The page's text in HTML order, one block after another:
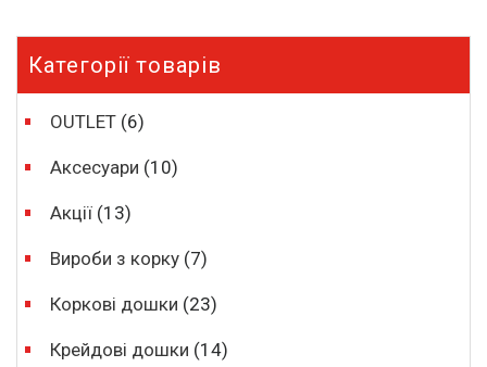
5
Категорії товарів
OUTLET (6)
Аксесуари (10)
Акції (13)
Вироби з корку (7)
Коркові дошки (23)
Крейдові дошки (14)